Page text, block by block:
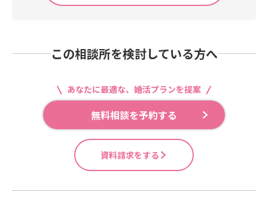
この相談所を検討している方へ
あなたに最適な、婚活プランを提案
無料相談を予約する
資料請求をする